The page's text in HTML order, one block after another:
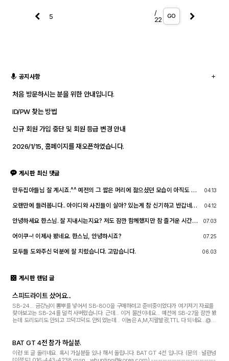
/
22
GO
공지사항
처음 방문하시는 분을 위한 안내입니다.
ID/PW 찾는 방법
신규 회원 가입 중단 및 회원 등급 변경 안내
2026/1/15, 홈페이지를 재오픈하였습니다.
게시판 최신 댓글
만두집아들님 잘 계시죠.^^ 예전의 그 짧은 머리에 젊으셨던 모습이 아직도 기
호회 활동의 추억을 남길 겸 가능한 계속 홈페이지를 유지할 예정입니다. 생각
나실 때 종종 방문해 주세요.^^
04.13
오랜만에 들러봅니다.. 아이디와 사진들이 살아? 있는게 참 신기하고 반갑네요
이제 제가 그 나이가 되버렸습니다^^..
04.12
안녕하세요 한스님. 잘 지내시는지요? 저도 잠깐 함께했지만 참 즐거운 시간이
07.03
어이쿠~! 이제사 봤네요. 한스님, 안녕하시죠? 07.25
모두들 도와주신 덕분에 잘 치렀습니다. 고맙습니다. 06.03
게시판 랜덤 글
스피드라이트 샀어요...
SB-24... 금강님이 뽐뿌를 넣어서 SB-800을 구매하려고 준비중이었다가 여기저기 자료를
찾아보고는 SB-24를 덜컥 사버렸습니다. 근데... 이거 물건이네요... 예전에 SB-27을 잠깐 봤
는데 도리도리도 안되고 끄덕끄덕도 안되었는데... 이놈은 A,M,지랄발광,TTL 다 되네요...@.
BAT GT 4전 참가 하실분.
이런 또 글 올리네요. 혹시 가실분들 있나 해서 올립니다. BAT GT 4전 입니다. (문의 : 널란넘